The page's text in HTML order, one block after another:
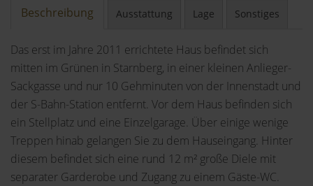
Beschreibung Ausstattung Lage Sonstiges
Das erst im Jahre 2011 errichtete Haus befindet sich
mitten im Grünen in Starnberg, in einer kleinen Anlieger-
Sackgasse und nur 10 Gehminuten von der Innenstadt und
der S-Bahn-Station entfernt. Vor dem Haus befinden sich
ein Stellplatz und eine Einzelgarage. Über einige wenige
Treppen hinab gelangen Sie zu dem Hauseingang. Hinter
diesem befindet sich eine rund 12 m² große Diele mit
separater Garderobe und Zugang zu einem Gäste-WC.